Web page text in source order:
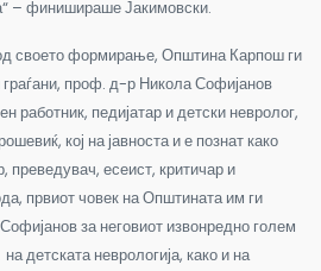
– финишираше Јакимовски.
своето формирање, Општина Карпош ги
проф. д-р Никола Софијанов
работник, педијатар и детски невролог,
кој на јавноста и е познат како
преведувач, есеист, критичар и
првиот човек на Општината им ги
за неговиот извонредно голем
детската неврологија, како и на